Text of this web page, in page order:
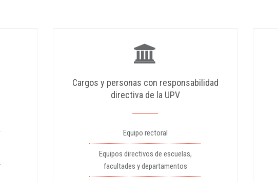
Cargos y personas con responsabilidad
directiva de la UPV
Equipo rectoral
Equipos directivos de escuelas,
facultades y departamentos